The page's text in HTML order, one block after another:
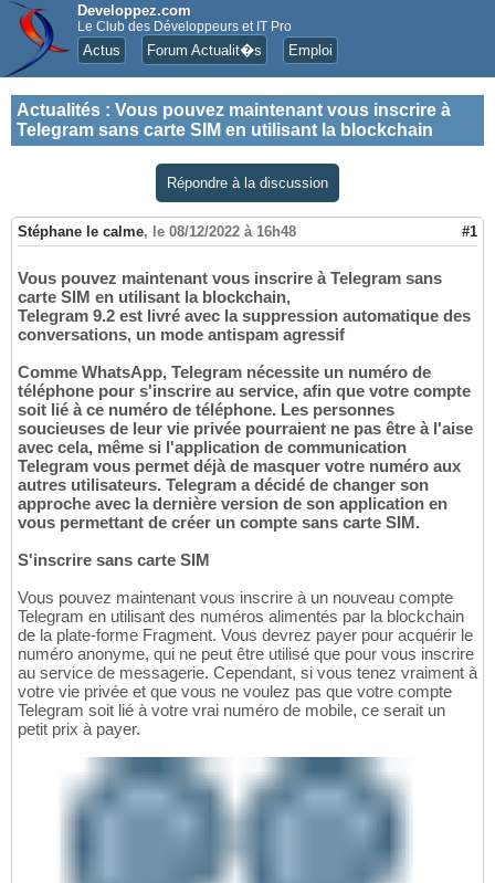
Developpez.com
Le Club des Développeurs et IT Pro
Actus Forum Actualit�s Emploi
Actualités : Vous pouvez maintenant vous inscrire à
Telegram sans carte SIM en utilisant la blockchain
Répondre à la discussion
Stéphane le calme, le 08/12/2022 à 16h48 #1
Vous pouvez maintenant vous inscrire à Telegram sans
carte SIM en utilisant la blockchain,
Telegram 9.2 est livré avec la suppression automatique des
conversations, un mode antispam agressif
Comme WhatsApp, Telegram nécessite un numéro de
téléphone pour s'inscrire au service, afin que votre compte
soit lié à ce numéro de téléphone. Les personnes
soucieuses de leur vie privée pourraient ne pas être à l'aise
avec cela, même si l'application de communication
Telegram vous permet déjà de masquer votre numéro aux
autres utilisateurs. Telegram a décidé de changer son
approche avec la dernière version de son application en
vous permettant de créer un compte sans carte SIM.
S'inscrire sans carte SIM
Vous pouvez maintenant vous inscrire à un nouveau compte
Telegram en utilisant des numéros alimentés par la blockchain
de la plate-forme Fragment. Vous devrez payer pour acquérir le
numéro anonyme, qui ne peut être utilisé que pour vous inscrire
au service de messagerie. Cependant, si vous tenez vraiment à
votre vie privée et que vous ne voulez pas que votre compte
Telegram soit lié à votre vrai numéro de mobile, ce serait un
petit prix à payer.